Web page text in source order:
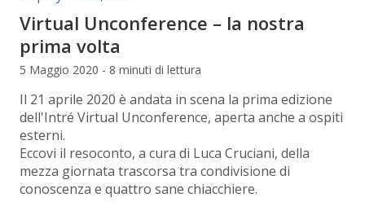
Virtual Unconference – la nostra
prima volta
5 Maggio 2020 - 8 minuti di lettura
Il 21 aprile 2020 è andata in scena la prima edizione
dell'Intré Virtual Unconference, aperta anche a ospiti
esterni.
Eccovi il resoconto, a cura di Luca Cruciani, della
mezza giornata trascorsa tra condivisione di
conoscenza e quattro sane chiacchiere.